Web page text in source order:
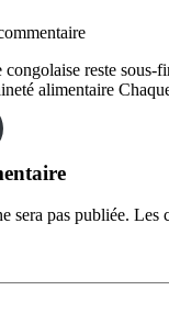
reste sous-
alimentaire
sera pas publiée. Les